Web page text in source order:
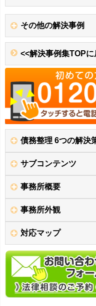
その他の解決事例
<<解決事例集TOPに
債務整理 6つの解決
サブコンテンツ
事務所概要
事務所外観
対応マップ